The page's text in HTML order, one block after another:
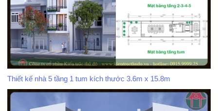
Thiết kế nhà 5 tầng 1 tum kích thước 3.6m x 15.8m